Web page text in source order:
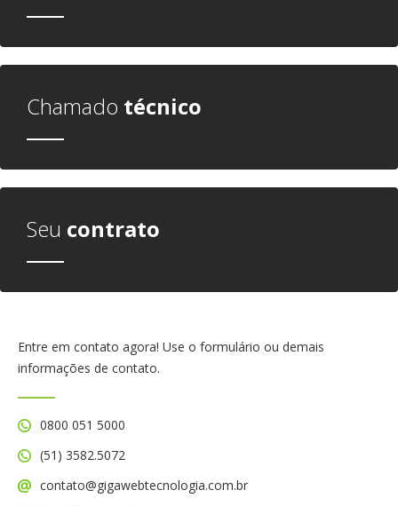
Chamado técnico
Seu contrato
Entre em contato agora! Use o formulário ou demais
informações de contato.
0800 051 5000
(51) 3582.5072
contato@gigawebtecnologia.com.br